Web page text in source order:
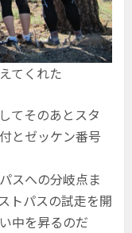
てくれた
てそのあとスタ
とゼッケン番号
スへの分岐点ま
トパスの試走を開
中を昇るのだ